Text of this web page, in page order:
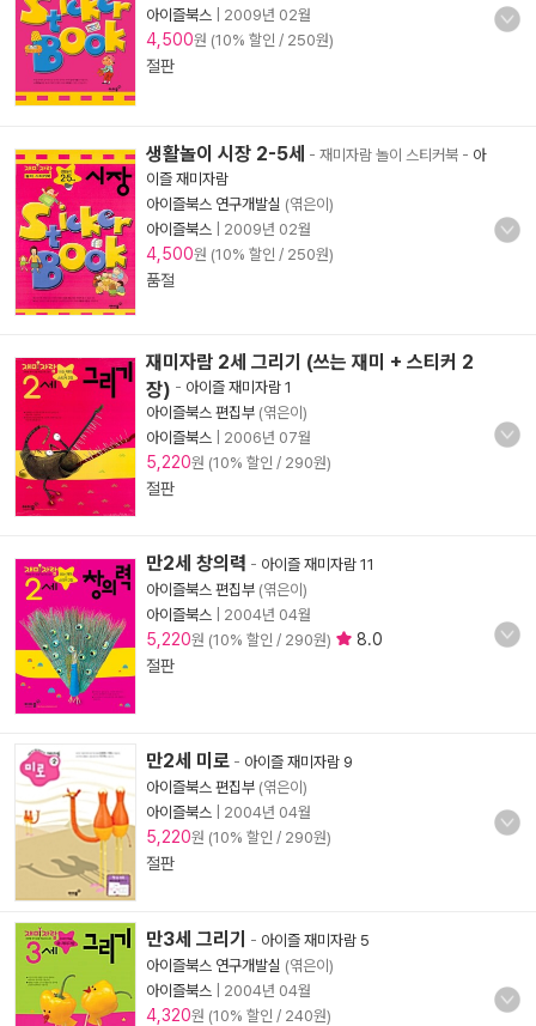
아이즐북스
2009년 02월
4,500원 (10% 할인 / 250원)
절판
생활놀이 시장 2-5세 - 재미자람 놀이 스티커북 - 아
이즐 재미자람
아이즐북스 연구개발실 (엮은이)
아이즐북스
2009년 02월
4,500원 (10% 할인 / 250원)
품절
재미자람 2세 그리기 (쓰는 재미 + 스티커 2
장) - 아이즐 재미자람 1
아이즐북스 편집부 (엮은이)
아이즐북스
2006년 07월
5,220원 (10% 할인 / 290원)
절판
만2세 창의력 - 아이즐 재미자람 11
아이즐북스 편집부 (엮은이)
아이즐북스
2004년 04월
5,220원 (10% 할인 / 290원)
8.0
절판
만2세 미로 - 아이즐 재미자람 9
아이즐북스 편집부 (엮은이)
아이즐북스
2004년 04월
5,220원 (10% 할인 / 290원)
절판
만3세 그리기 - 아이즐 재미자람 5
아이즐북스 연구개발실 (엮은이)
아이즐북스
2004년 04월
4,320원 (10% 할인 / 240원)